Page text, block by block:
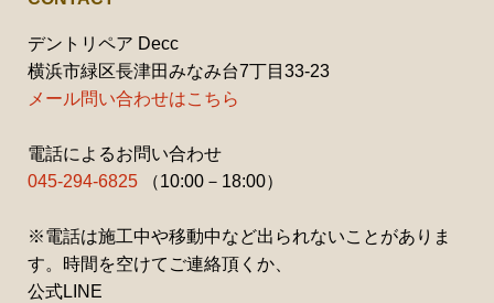
デントリペア Decc
横浜市緑区長津田みなみ台7丁目33-23
メール問い合わせはこちら
電話によるお問い合わせ
045-294-6825（10:00－18:00）
※電話は施工中や移動中など出られないことがありま
す。時間を空けてご連絡頂くか、
公式LINE